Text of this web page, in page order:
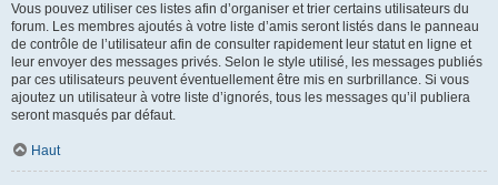
Vous pouvez utiliser ces listes afin d’organiser et trier certains utilisateurs du
forum. Les membres ajoutés à votre liste d’amis seront listés dans le panneau
de contrôle de l’utilisateur afin de consulter rapidement leur statut en ligne et
leur envoyer des messages privés. Selon le style utilisé, les messages publiés
par ces utilisateurs peuvent éventuellement être mis en surbrillance. Si vous
ajoutez un utilisateur à votre liste d’ignorés, tous les messages qu’il publiera
seront masqués par défaut.
Haut